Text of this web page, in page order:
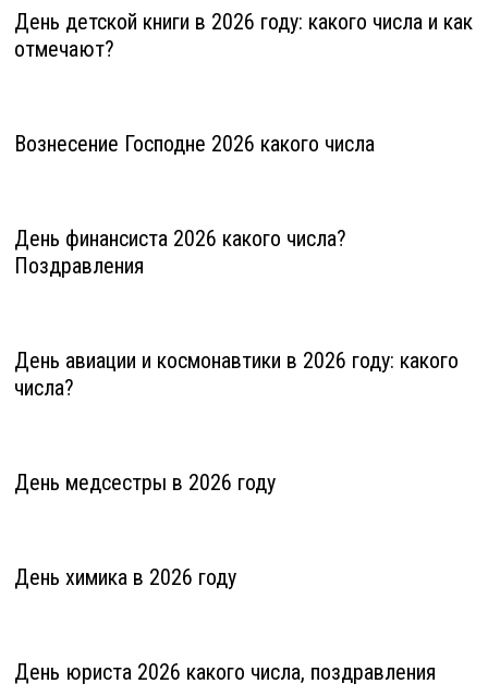
День детской книги в 2026 году: какого числа и как
отмечают?
Вознесение Господне 2026 какого числа
День финансиста 2026 какого числа?
Поздравления
День авиации и космонавтики в 2026 году: какого
числа?
День медсестры в 2026 году
День химика в 2026 году
День юриста 2026 какого числа, поздравления